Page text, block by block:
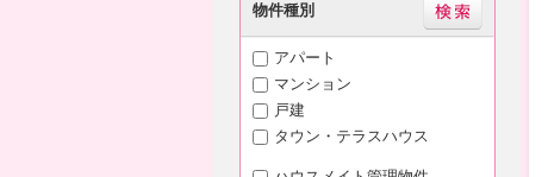
物件種別
アパート
マンション
戸建
タウン・テラスハウス